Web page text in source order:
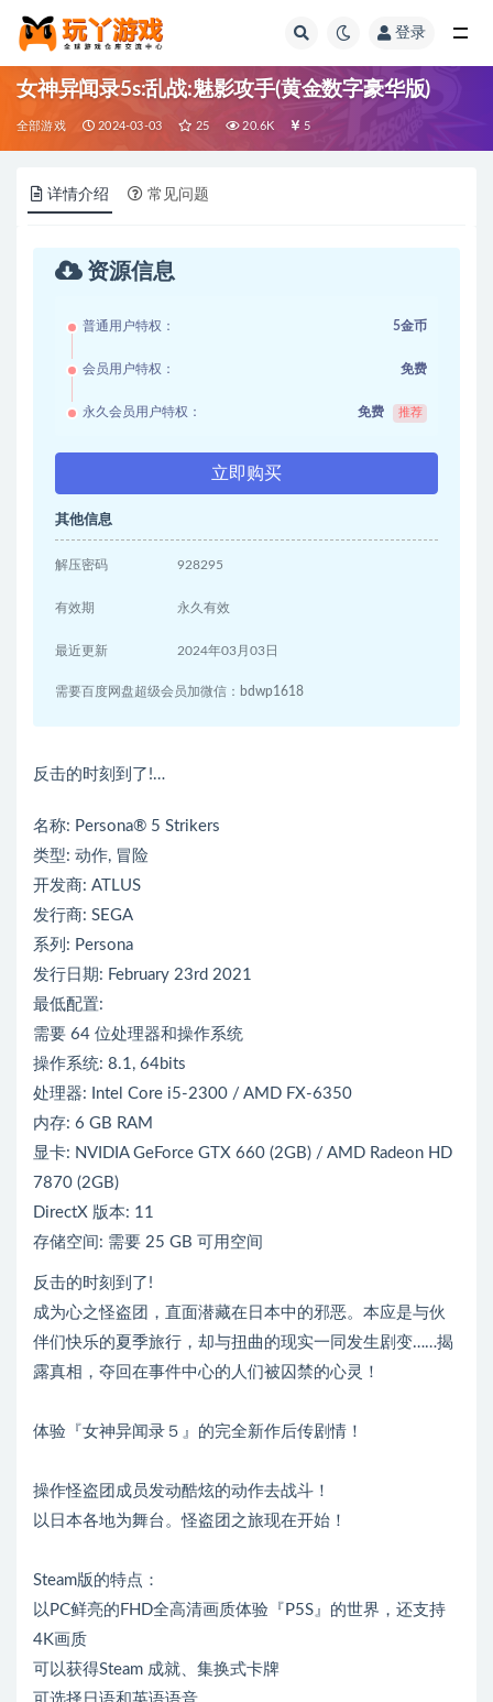
登录
女神异闻录5s:乱战:魅影攻手(黄金数字豪华版)
全部游戏 2024-03-03 25 20.6K 5
详情介绍 常见问题
资源信息
普通用户特权： 5金币
会员用户特权： 免费
永久会员用户特权： 免费 推荐
立即购买
其他信息
解压密码 928295
有效期 永久有效
最近更新 2024年03月03日
需要百度网盘超级会员加微信：bdwp1618
反击的时刻到了!…
名称: Persona® 5 Strikers
类型: 动作, 冒险
开发商: ATLUS
发行商: SEGA
系列: Persona
发行日期: February 23rd 2021
最低配置:
需要 64 位处理器和操作系统
操作系统: 8.1, 64bits
处理器: Intel Core i5-2300 / AMD FX-6350
内存: 6 GB RAM
显卡: NVIDIA GeForce GTX 660 (2GB) / AMD Radeon HD
7870 (2GB)
DirectX 版本: 11
存储空间: 需要 25 GB 可用空间
反击的时刻到了!
成为心之怪盗团，直面潜藏在日本中的邪恶。本应是与伙
伴们快乐的夏季旅行，却与扭曲的现实一同发生剧变……揭
露真相，夺回在事件中心的人们被囚禁的心灵！
体验『女神异闻录５』的完全新作后传剧情！
操作怪盗团成员发动酷炫的动作去战斗！
以日本各地为舞台。怪盗团之旅现在开始！
Steam版的特点：
以PC鲜亮的FHD全高清画质体验『P5S』的世界，还支持
4K画质
可以获得Steam 成就、集换式卡牌